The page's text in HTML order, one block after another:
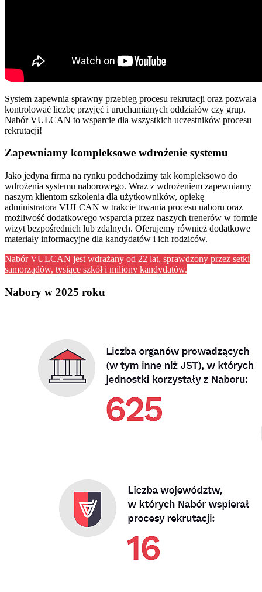
System zapewnia sprawny przebieg procesu rekrutacji oraz pozwala
kontrolować liczbę przyjęć i uruchamianych oddziałów czy grup.
Nabór VULCAN to wsparcie dla wszystkich uczestników procesu
rekrutacji!
Zapewniamy kompleksowe wdrożenie systemu
Jako jedyna firma na rynku podchodzimy tak kompleksowo do
wdrożenia systemu naborowego. Wraz z wdrożeniem zapewniamy
naszym klientom szkolenia dla użytkowników, opiekę
administratora VULCAN w trakcie trwania procesu naboru oraz
możliwość dodatkowego wsparcia przez naszych trenerów w formie
wizyt bezpośrednich lub zdalnych. Oferujemy również dodatkowe
materiały informacyjne dla kandydatów i ich rodziców.
Nabór VULCAN jest wdrażany od 22 lat, sprawdzony przez setki
samorządów, tysiące szkół i miliony kandydatów.
Nabory w 2025 roku